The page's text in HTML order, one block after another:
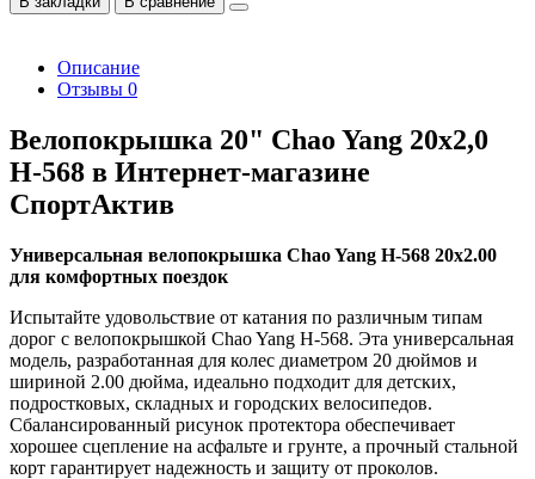
Описание
Отзывы 0
Велопокрышка 20" Chao Yang 20х2,0
H-568 в Интернет-магазине
СпортАктив
Универсальная велопокрышка Chao Yang H-568 20x2.00
для комфортных поездок
Испытайте удовольствие от катания по различным типам
дорог с велопокрышкой Chao Yang H-568. Эта универсальная
модель, разработанная для колес диаметром 20 дюймов и
шириной 2.00 дюйма, идеально подходит для детских,
подростковых, складных и городских велосипедов.
Сбалансированный рисунок протектора обеспечивает
хорошее сцепление на асфальте и грунте, а прочный стальной
корт гарантирует надежность и защиту от проколов.